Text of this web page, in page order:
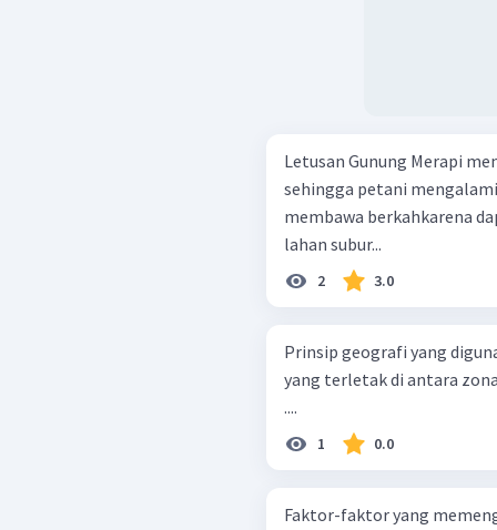
Letusan Gunung Merapi
sehingga petani
membawa berkahkarena
lahan subur...
2 3.0
Prinsip geografi yang
yang terletak di antara
....
1 0.0
Faktor-faktor yang